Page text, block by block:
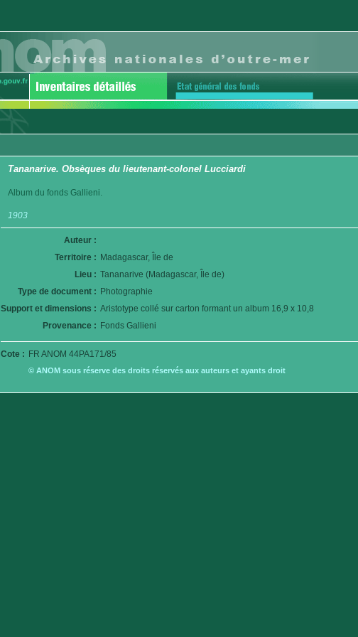
Tananarive. Obsèques du lieutenant-colonel Lucciardi
Album du fonds Gallieni.
1903
Auteur :
Territoire : Madagascar, Île de
Lieu : Tananarive (Madagascar, Île de)
Type de document : Photographie
Support et dimensions : Aristotype collé sur carton formant un album 16,9 x 10,8
Provenance : Fonds Gallieni
Cote : FR ANOM 44PA171/85
© ANOM sous réserve des droits réservés aux auteurs et ayants droit